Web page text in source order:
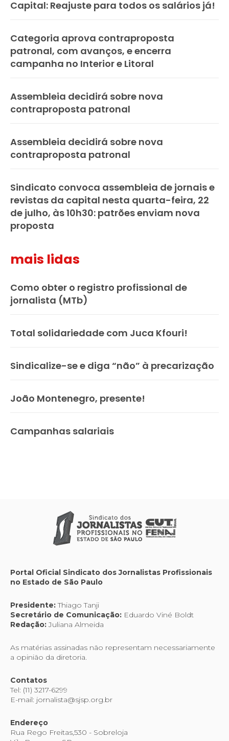
Capital: Reajuste para todos os salários já!
Categoria aprova contraproposta
patronal, com avanços, e encerra
campanha no Interior e Litoral
Assembleia decidirá sobre nova
contraproposta patronal
Assembleia decidirá sobre nova
contraproposta patronal
Sindicato convoca assembleia de jornais e
revistas da capital nesta quarta-feira, 22
de julho, às 10h30: patrões enviam nova
proposta
mais lidas
Como obter o registro profissional de
jornalista (MTb)
Total solidariedade com Juca Kfouri!
Sindicalize-se e diga “não” à precarização
João Montenegro, presente!
Campanhas salariais
Portal Oficial Sindicato dos Jornalistas Profissionais
no Estado de São Paulo
Presidente:Thiago Tanji
Secretário de Comunicação: Eduardo Viné Boldt
Redação:Juliana Almeida
As matérias assinadas não representam necessariamente
a opinião da diretoria.
Contatos
Tel: (11) 3217-6299
E-mail: jornalista@sjsp.org.br
Endereço
Rua Rego Freitas,530 - Sobreloja